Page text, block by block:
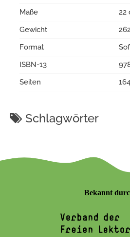
Maße
22
Gewicht
Format
ISBN-13
Seiten
164
Schlagwörter
Bekannt